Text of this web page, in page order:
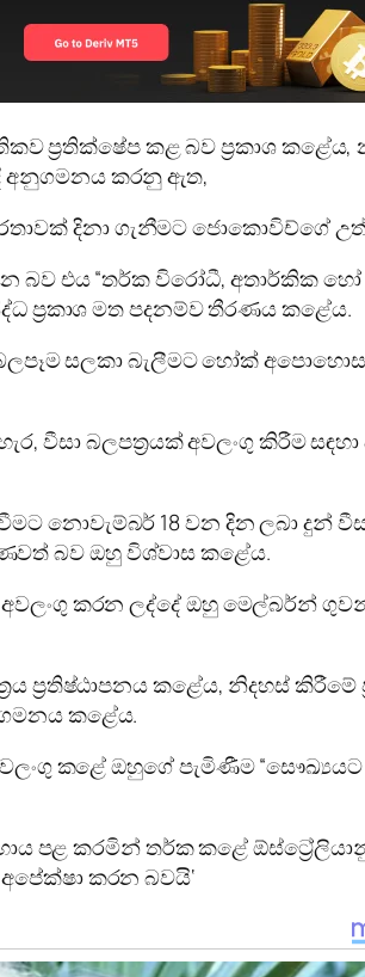
කළ බව ප්‍රකාශ
අනුගමනය කරනු ඇත,
ශූරතාවක් දිනා ගැනීමට ජොකොවිච්ගේ
“තර්ක විරෝධී, අතාර්කික හෝ
ප්‍රකාශ මත පදනම්ව තීරණය කළේය.
සලකා බැලීමට හෝක්
වීසා බලපත්‍රයක් අවලංගු කිරීම
නොවැම්බර් 18 වන දින ලබා දුන්
බව ඔහු විශ්වාස කළේය.
අවලංගු කරන ලද්දේ ඔහු මෙල්බර්න්
ප්‍රතිෂ්ඨාපනය කළේය, නිදහස්
කළේය.
කළේ ඔහුගේ පැමිණීම
පළ කරමින් තර්ක කළේ
කරන බවයි‘